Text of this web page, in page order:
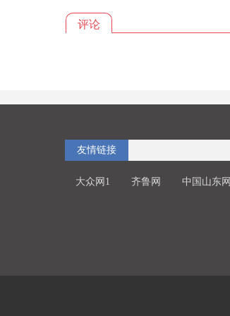
评论
友情链接
大众网1 齐鲁网 中国山东网